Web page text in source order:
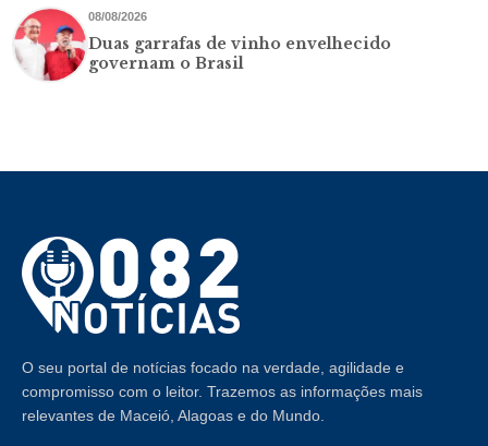
08/08/2026
Duas garrafas de vinho envelhecido
governam o Brasil
O seu portal de notícias focado na verdade, agilidade e
compromisso com o leitor. Trazemos as informações mais
relevantes de Maceió, Alagoas e do Mundo.